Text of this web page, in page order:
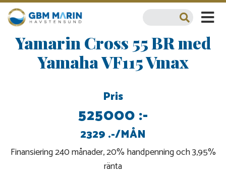
Yamarin Cross 55 BR med
Yamaha VF115 Vmax
Pris
525000 :-
2329 .-/MÅN
Finansiering 240 månader, 20% handpenning och 3,95%
ränta